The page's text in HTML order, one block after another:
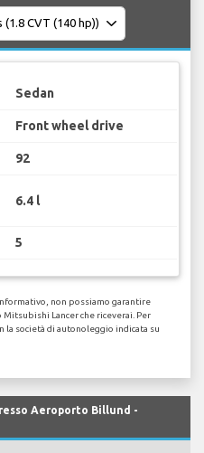
Sedan
Front wheel drive
92
6.4 l
5
non possiamo garantire
Lancer che riceverai. Per
la società di autonoleggio indicata su
Aeroporto Billund -